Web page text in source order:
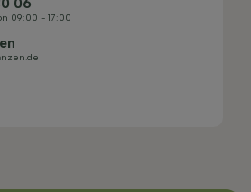
06
09:00 - 17:00